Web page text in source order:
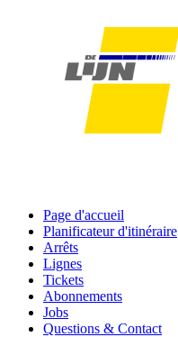
Page d'accueil
Planificateur d'itinéraire
Arrêts
Lignes
Tickets
Abonnements
Jobs
Questions & Contact